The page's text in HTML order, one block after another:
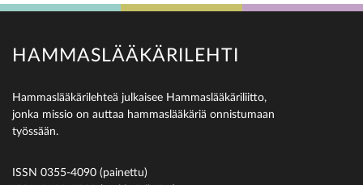
HAMMASLÄÄKÄRILEHTI
Hammaslääkärilehteä julkaisee Hammaslääkäriliitto,
jonka missio on auttaa hammaslääkäriä onnistumaan
työssään.
ISSN 0355-4090 (painettu)